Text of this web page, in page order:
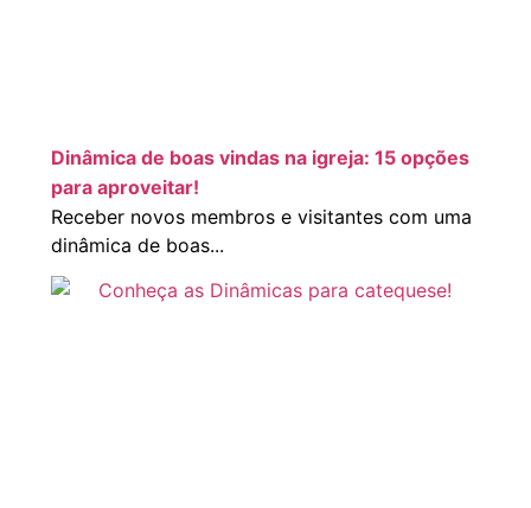
Dinâmica de boas vindas na igreja: 15 opções
para aproveitar!
Receber novos membros e visitantes com uma
dinâmica de boas...